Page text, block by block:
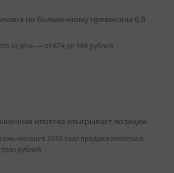
по больничному превысила 6,8
за день — от 874 до 968 рублей
ипотека отыгрывает позиции
месяцев 2026 года продажи ипотеки в
рублей